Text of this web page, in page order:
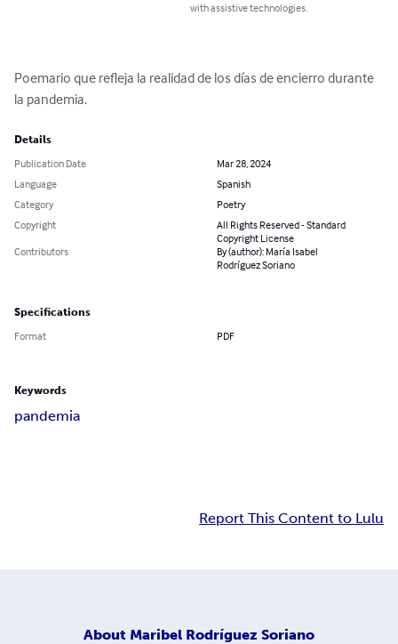
with assistive technologies.
Poemario que refleja la realidad de los días de encierro durante
la pandemia.
Details
Publication Date
Mar 28, 2024
Language
Spanish
Category
Poetry
Copyright
All Rights Reserved - Standard
Copyright License
Contributors
By (author): María Isabel
Rodríguez Soriano
Specifications
Format PDF
Keywords
pandemia
Report This Content to Lulu
About Maribel Rodríguez Soriano